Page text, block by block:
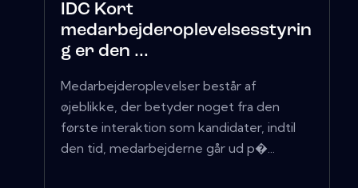
IDC Kort
medarbejderoplevelsesstyrin
g er den ...
Medarbejderoplevelser består af
øjeblikke, der betyder noget fra den
første interaktion som kandidater, indtil
den tid, medarbejderne går ud p�...